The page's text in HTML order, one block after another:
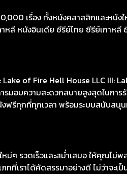
เรื่อง ทั้งหนังคลาสสิกและหนั
ลี หนังอินเดีย ซีรีย์ไทย ซีรีย์เกาห
of Fire Hell House LLC III:
รมอบความสะดวกสบายสูงสุดในกา
ฟรีทุกที่ทุกเวลา พร้อมระบบสนับสนุ
ม่ๆ รวดเร็วและสม่ำเสมอ ให้คุณไม่พ
เราได้คัดสรรมาอย่างดี ไม่ว่าจะเ